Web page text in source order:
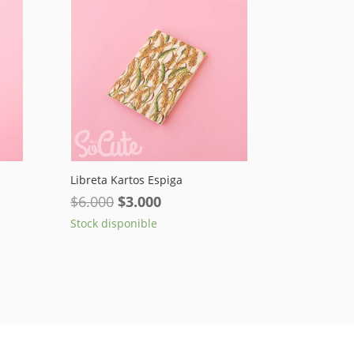
Libreta Kartos Espiga
$6.000 El
precio
$3.000El
Stock disponible